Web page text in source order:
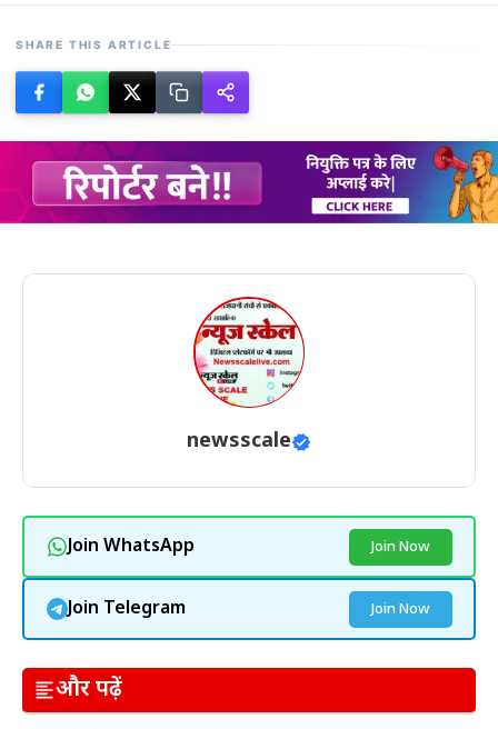
SHARE THIS ARTICLE
newsscale
Join WhatsApp Join Now
Join Telegram Join Now
और पढ़ें